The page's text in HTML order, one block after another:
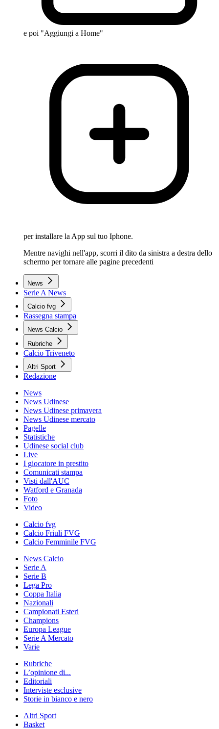
e poi "Aggiungi a Home"
per installare la App sul tuo Iphone.
Mentre navighi nell'app, scorri il dito da sinistra a destra dello
schermo per tornare alle pagine precedenti
News
Serie A News
Calcio fvg
Rassegna stampa
News Calcio
Rubriche
Calcio Triveneto
Altri Sport
Redazione
News
News Udinese
News Udinese primavera
News Udinese mercato
Pagelle
Statistiche
Udinese social club
Live
I giocatore in prestito
Comunicati stampa
Visti dall'AUC
Watford e Granada
Foto
Video
Calcio fvg
Calcio Friuli FVG
Calcio Femminile FVG
News Calcio
Serie A
Serie B
Lega Pro
Coppa Italia
Nazionali
Campionati Esteri
Champions
Europa League
Serie A Mercato
Varie
Rubriche
L’opinione di...
Editoriali
Interviste esclusive
Storie in bianco e nero
Altri Sport
Basket